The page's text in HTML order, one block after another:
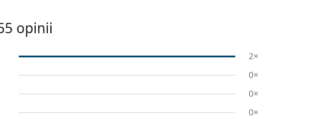
opinii
2×
0×
0×
0×